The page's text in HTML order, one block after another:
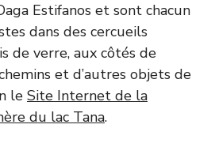
Estifanos et sont chacun
dans des cercueils
de verre, aux côtés de
et d’autres objets de
le Site Internet de la
du lac Tana.